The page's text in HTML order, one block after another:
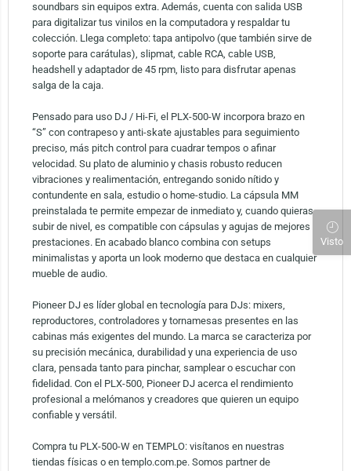
soundbars sin equipos extra. Además, cuenta con salida USB
para digitalizar tus vinilos en la computadora y respaldar tu
colección. Llega completo: tapa antipolvo (que también sirve de
soporte para carátulas), slipmat, cable RCA, cable USB,
headshell y adaptador de 45 rpm, listo para disfrutar apenas
salga de la caja.
Pensado para uso DJ / Hi-Fi, el PLX-500-W incorpora brazo en
“S” con contrapeso y anti-skate ajustables para seguimiento
preciso, más pitch control para cuadrar tempos o afinar
velocidad. Su plato de aluminio y chasis robusto reducen
vibraciones y realimentación, entregando sonido nítido y
contundente en sala, estudio o home-studio. La cápsula MM
preinstalada te permite empezar de inmediato y, cuando quieras
subir de nivel, es compatible con cápsulas y agujas de mejores
prestaciones. En acabado blanco combina con setups
minimalistas y aporta un look moderno que destaca en cualquier
mueble de audio.
Pioneer DJ es líder global en tecnología para DJs: mixers,
reproductores, controladores y tornamesas presentes en las
cabinas más exigentes del mundo. La marca se caracteriza por
su precisión mecánica, durabilidad y una experiencia de uso
clara, pensada tanto para pinchar, samplear o escuchar con
fidelidad. Con el PLX-500, Pioneer DJ acerca el rendimiento
profesional a melómanos y creadores que quieren un equipo
confiable y versátil.
Compra tu PLX-500-W en TEMPLO: visítanos en nuestras
tiendas físicas o en templo.com.pe. Somos partner de
Visto